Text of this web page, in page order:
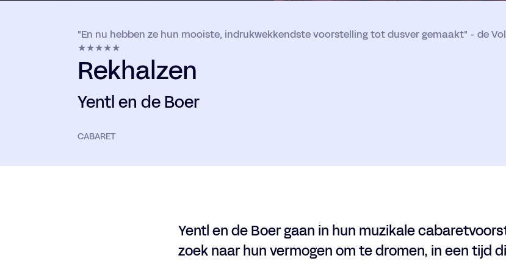
Rekhalzen
Yentl en de Boer
"En nu hebben ze hun mooiste, indrukwekkendste voorstelling tot dusver gemaakt" - de
★★★★★
CABARET
Yentl en de Boer gaan in hun muzikale
zoek naar hun vermogen om te dromen, in een tijd